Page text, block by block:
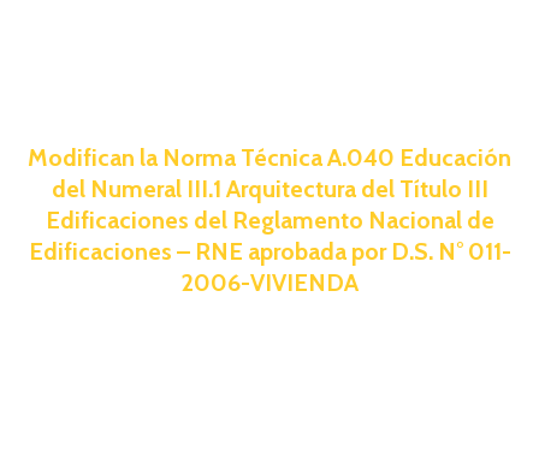
Modifican la Norma Técnica A.040 Educación
del Numeral III.1 Arquitectura del Título III
Edificaciones del Reglamento Nacional de
Edificaciones – RNE aprobada por D.S. N° 011-
2006-VIVIENDA